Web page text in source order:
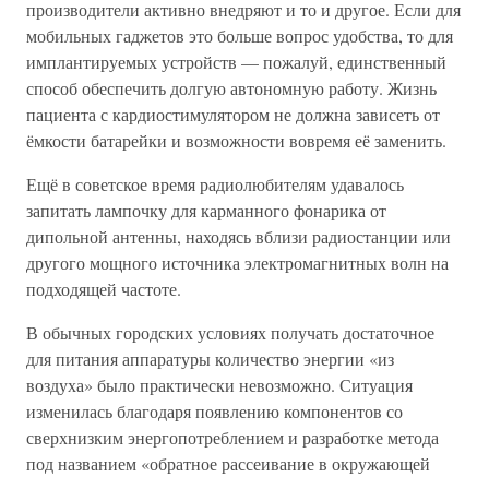
производители активно внедряют и то и другое. Если для
мобильных гаджетов это больше вопрос удобства, то для
имплантируемых устройств — пожалуй, единственный
способ обеспечить долгую автономную работу. Жизнь
пациента с кардиостимулятором не должна зависеть от
ёмкости батарейки и возможности вовремя её заменить.
Ещё в советское время радиолюбителям удавалось
запитать лампочку для карманного фонарика от
дипольной антенны, находясь вблизи радиостанции или
другого мощного источника электромагнитных волн на
подходящей частоте.
В обычных городских условиях получать достаточное
для питания аппаратуры количество энергии «из
воздуха» было практически невозможно. Ситуация
изменилась благодаря появлению компонентов со
сверхнизким энергопотреблением и разработке метода
под названием «обратное рассеивание в окружающей